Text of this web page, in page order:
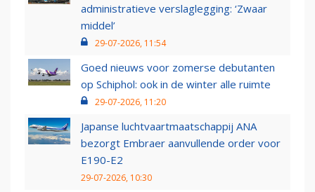
administratieve verslaglegging: ‘Zwaar
middel’
29-07-2026, 11:54
Goed nieuws voor zomerse debutanten
op Schiphol: ook in de winter alle ruimte
29-07-2026, 11:20
Japanse luchtvaartmaatschappij ANA
bezorgt Embraer aanvullende order voor
E190-E2
29-07-2026, 10:30